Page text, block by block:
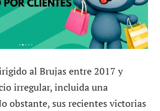
al Brujas entre 2017 y
irregular, incluida una
obstante, sus recientes victorias